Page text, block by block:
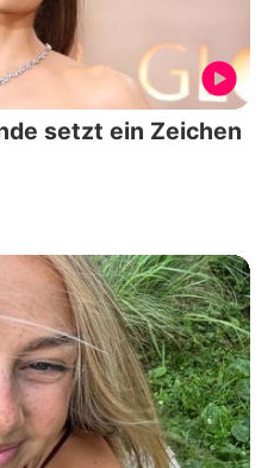
setzt ein Zeichen